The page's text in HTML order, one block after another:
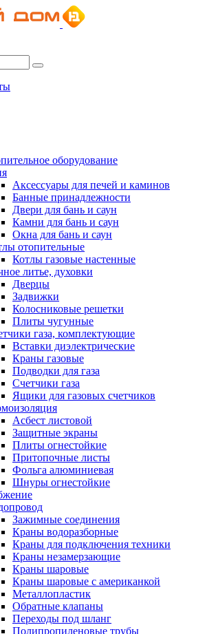
оборудование
Аксессуары для печей и каминов
Банные принадлежности
Двери для бань и саун
Камни для бань и саун
Окна для бань и саун
отопительные
Котлы газовые настенные
литье, духовки
Дверцы
Задвижки
Колосниковые решетки
Плиты чугунные
газа, комплектующие
Вставки диэлектрические
Краны газовые
Подводки для газа
Счетчики газа
Ящики для газовых счетчиков
Асбест листовой
Защитные экраны
Плиты огнестойкие
Притопочные листы
Фольга алюминиевая
Шнуры огнестойкие
Зажимные соединения
Краны водоразборные
Краны для подключения техники
Краны незамерзающие
Краны шаровые
Краны шаровые с американкой
Металлопластик
Обратные клапаны
Переходы под шланг
Полипропиленовые трубы